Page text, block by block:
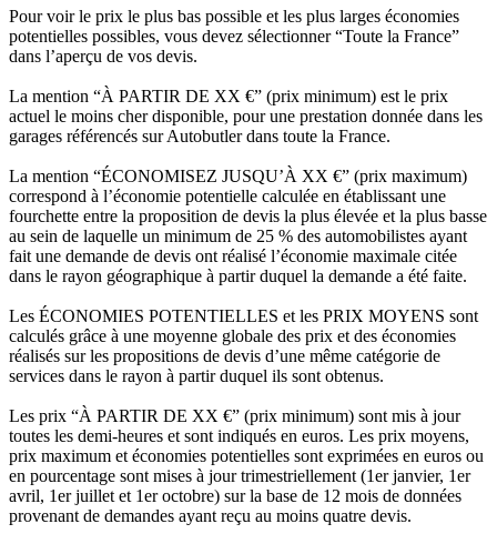
Pour voir le prix le plus bas possible et les plus larges économies
potentielles possibles, vous devez sélectionner “Toute la France”
dans l’aperçu de vos devis.
La mention “À PARTIR DE XX €” (prix minimum) est le prix
actuel le moins cher disponible, pour une prestation donnée dans les
garages référencés sur Autobutler dans toute la France.
La mention “ÉCONOMISEZ JUSQU’À XX €” (prix maximum)
correspond à l’économie potentielle calculée en établissant une
fourchette entre la proposition de devis la plus élevée et la plus basse
au sein de laquelle un minimum de 25 % des automobilistes ayant
fait une demande de devis ont réalisé l’économie maximale citée
dans le rayon géographique à partir duquel la demande a été faite.
Les ÉCONOMIES POTENTIELLES et les PRIX MOYENS sont
calculés grâce à une moyenne globale des prix et des économies
réalisés sur les propositions de devis d’une même catégorie de
services dans le rayon à partir duquel ils sont obtenus.
Les prix “À PARTIR DE XX €” (prix minimum) sont mis à jour
toutes les demi-heures et sont indiqués en euros. Les prix moyens,
prix maximum et économies potentielles sont exprimées en euros ou
en pourcentage sont mises à jour trimestriellement (1er janvier, 1er
avril, 1er juillet et 1er octobre) sur la base de 12 mois de données
provenant de demandes ayant reçu au moins quatre devis.